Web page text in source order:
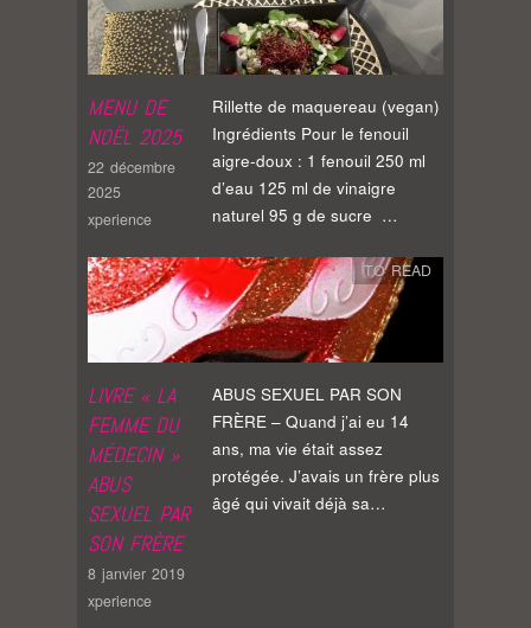
MENU DE
NOËL 2025
22 décembre
2025
xperience
Rillette de maquereau (vegan)
Ingrédients Pour le fenouil
aigre-doux : 1 fenouil 250 ml
d’eau 125 ml de vinaigre
naturel 95 g de sucre …
LIVRE « LA
FEMME DU
MÉDECIN »
ABUS
SEXUEL PAR
SON FRÈRE
8 janvier 2019
xperience
TO READ
ABUS SEXUEL PAR SON
FRÈRE – Quand j’ai eu 14
ans, ma vie était assez
protégée. J’avais un frère plus
âgé qui vivait déjà sa…